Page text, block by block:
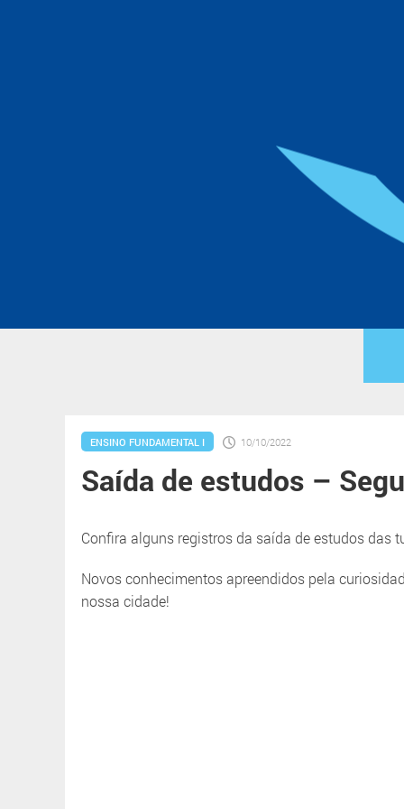
ENSINO FUNDAMENTAL I 10/10/2022
Saída de estudos –
Confira alguns registros da saída de estudos das
Novos conhecimentos apreendidos pela
nossa cidade!